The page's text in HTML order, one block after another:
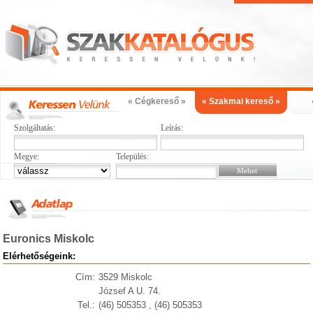
« Cégkereső » « Szakmai kereső »
Szolgáltatás: Leírás:
Megye: Település:
Euronics Miskolc
Elérhetőségeink:
Cím: 3529 Miskolc
József A U. 74.
Tel.: (46) 505353 , (46) 505353